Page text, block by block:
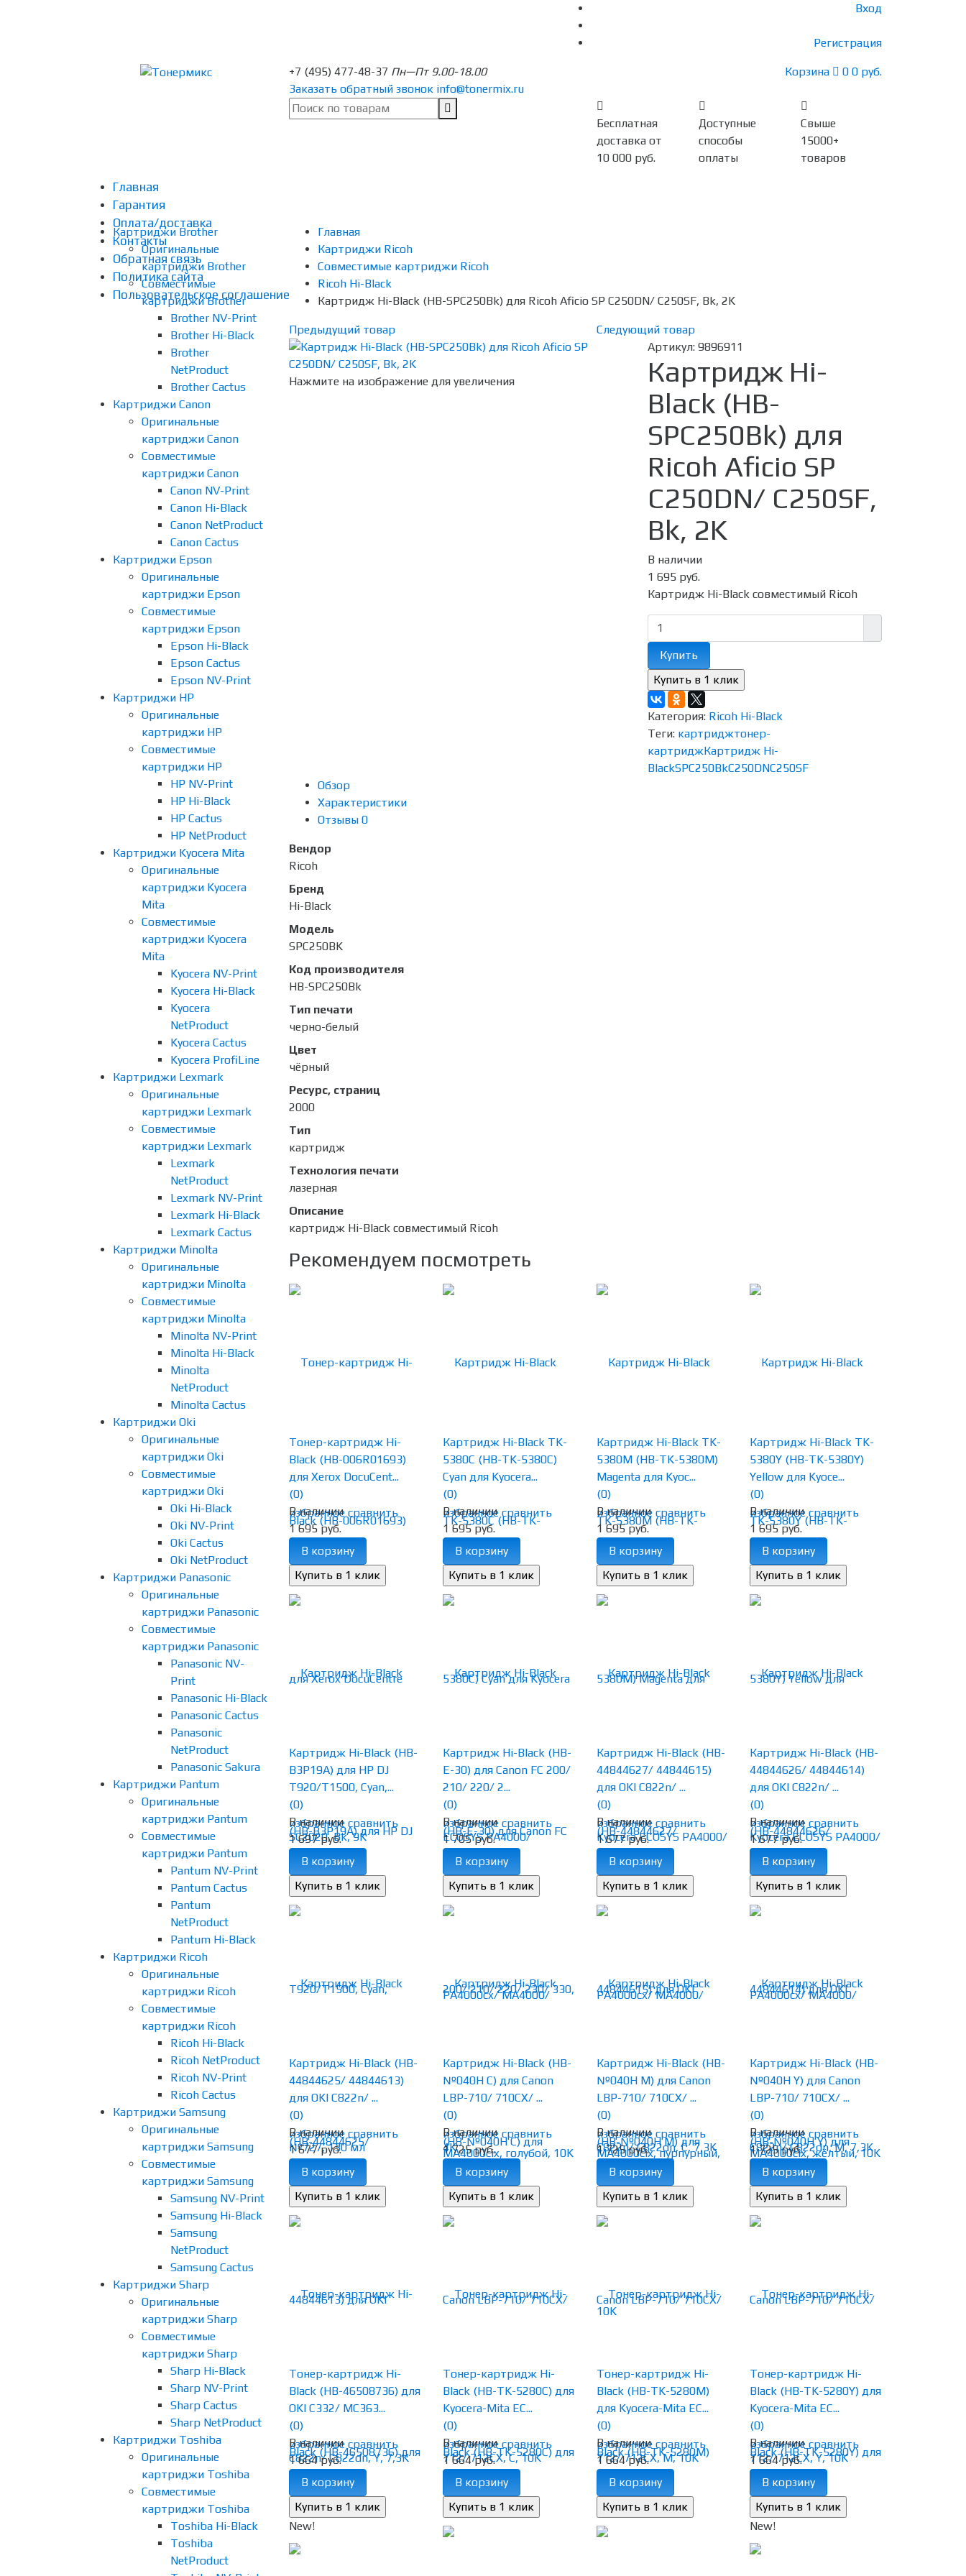
Вход
Регистрация
+7 (495) 477-48-37 Пн—Пт 9.00-18.00
Заказать обратный звонок info@tonermix.ru
Корзина 0 0 руб.
Бесплатная
доставка от
10 000 руб.
Доступные
способы
оплаты
Свыше
15000+
товаров
Главная
Гарантия
Оплата/доставка
Контакты
Обратная связь
Политика сайта
Пользовательское соглашение
Картриджи Brother
Оригинальные
картриджи Brother
Совместимые
картриджи Brother
Brother NV-Print
Brother Hi-Black
Brother
NetProduct
Brother Cactus
Картриджи Canon
Оригинальные
картриджи Canon
Совместимые
картриджи Canon
Canon NV-Print
Canon Hi-Black
Canon NetProduct
Canon Cactus
Картриджи Epson
Оригинальные
картриджи Epson
Совместимые
картриджи Epson
Epson Hi-Black
Epson Cactus
Epson NV-Print
Картриджи HP
Оригинальные
картриджи HP
Совместимые
картриджи HP
HP NV-Print
HP Hi-Black
HP Cactus
HP NetProduct
Картриджи Kyocera Mita
Оригинальные
картриджи Kyocera
Mita
Совместимые
картриджи Kyocera
Mita
Kyocera NV-Print
Kyocera Hi-Black
Kyocera
NetProduct
Kyocera Cactus
Kyocera ProfiLine
Картриджи Lexmark
Оригинальные
картриджи Lexmark
Совместимые
картриджи Lexmark
Lexmark
NetProduct
Lexmark NV-Print
Lexmark Hi-Black
Lexmark Cactus
Картриджи Minolta
Оригинальные
картриджи Minolta
Совместимые
картриджи Minolta
Minolta NV-Print
Minolta Hi-Black
Minolta
NetProduct
Minolta Cactus
Картриджи Oki
Оригинальные
картриджи Oki
Совместимые
картриджи Oki
Oki Hi-Black
Oki NV-Print
Oki Cactus
Oki NetProduct
Картриджи Panasonic
Оригинальные
картриджи Panasonic
Совместимые
картриджи Panasonic
Panasonic NV-
Print
Panasonic Hi-Black
Panasonic Cactus
Panasonic
NetProduct
Panasonic Sakura
Картриджи Pantum
Оригинальные
картриджи Pantum
Совместимые
картриджи Pantum
Pantum NV-Print
Pantum Cactus
Pantum
NetProduct
Pantum Hi-Black
Картриджи Ricoh
Оригинальные
картриджи Ricoh
Совместимые
картриджи Ricoh
Ricoh Hi-Black
Ricoh NetProduct
Ricoh NV-Print
Ricoh Cactus
Картриджи Samsung
Оригинальные
картриджи Samsung
Совместимые
картриджи Samsung
Samsung NV-Print
Samsung Hi-Black
Samsung
NetProduct
Samsung Cactus
Картриджи Sharp
Оригинальные
картриджи Sharp
Совместимые
картриджи Sharp
Sharp Hi-Black
Sharp NV-Print
Sharp Cactus
Sharp NetProduct
Картриджи Toshiba
Оригинальные
картриджи Toshiba
Совместимые
картриджи Toshiba
Toshiba Hi-Black
Toshiba
NetProduct
Главная
Картриджи Ricoh
Совместимые картриджи Ricoh
Ricoh Hi-Black
Картридж Hi-Black (HB-SPC250Bk) для Ricoh Aficio SP C250DN/ C250SF, Bk, 2K
Предыдущий товар Следующий товар
Нажмите на изображение для увеличения
Артикул: 9896911
Картридж Hi-
Black (HB-
SPC250Bk) для
Ricoh Aficio SP
C250DN/ C250SF,
Bk, 2K
В наличии
1 695 руб.
Картридж Hi-Black совместимый Ricoh
Купить
Категория: Ricoh Hi-Black
Теги: картриджтонер-
картриджКартридж Hi-
BlackSPC250BkC250DNC250SF
Обзор
Характеристики
Отзывы 0
Вендор
Ricoh
Бренд
Hi-Black
Модель
SPC250BK
Код производителя
HB-SPC250Bk
Тип печати
черно-белый
Цвет
чёрный
Ресурс, страниц
2000
Тип
картридж
Технология печати
лазерная
Описание
картридж Hi-Black совместимый Ricoh
Рекомендуем посмотреть
избранное сравнить
Тонер-картридж Hi-
Black (HB-006R01693)
для Xerox DocuCent...
(0)
В наличии
1 695 руб.
В корзину
избранное сравнить
Картридж Hi-Black TK-
5380C (HB-TK-5380C)
Cyan для Kyocera...
(0)
В наличии
1 695 руб.
В корзину
избранное сравнить
Картридж Hi-Black TK-
5380M (HB-TK-5380M)
Magenta для Kyoc...
(0)
В наличии
1 695 руб.
В корзину
избранное сравнить
Картридж Hi-Black TK-
5380Y (HB-TK-5380Y)
Yellow для Kyoce...
(0)
В наличии
1 695 руб.
В корзину
избранное сравнить
Картридж Hi-Black (HB-
B3P19A) для HP DJ
T920/T1500, Cyan,...
(0)
В наличии
1 697 руб.
В корзину
избранное сравнить
Картридж Hi-Black (HB-
E-30) для Canon FC 200/
210/ 220/ 2...
(0)
В наличии
1 705 руб.
В корзину
избранное сравнить
Картридж Hi-Black (HB-
44844627/ 44844615)
для OKI C822n/ ...
(0)
В наличии
1 677 руб.
В корзину
избранное сравнить
Картридж Hi-Black (HB-
44844626/ 44844614)
для OKI C822n/ ...
(0)
В наличии
1 677 руб.
В корзину
избранное сравнить
Картридж Hi-Black (HB-
44844625/ 44844613)
для OKI C822n/ ...
(0)
В наличии
1 677 руб.
В корзину
избранное сравнить
Картридж Hi-Black (HB-
№040H C) для Canon
LBP-710/ 710CX/ ...
(0)
В наличии
1 725 руб.
В корзину
избранное сравнить
Картридж Hi-Black (HB-
№040H M) для Canon
LBP-710/ 710CX/ ...
(0)
В наличии
1 725 руб.
В корзину
избранное сравнить
Картридж Hi-Black (HB-
№040H Y) для Canon
LBP-710/ 710CX/ ...
(0)
В наличии
1 725 руб.
В корзину
избранное сравнить
Тонер-картридж Hi-
Black (HB-46508736) для
OKI C332/ MC363...
(0)
В наличии
1 664 руб.
В корзину
избранное сравнить
Тонер-картридж Hi-
Black (HB-TK-5280C) для
Kyocera-Mita EC...
(0)
В наличии
1 664 руб.
В корзину
избранное сравнить
Тонер-картридж Hi-
Black (HB-TK-5280M)
для Kyocera-Mita EC...
(0)
В наличии
1 664 руб.
В корзину
избранное сравнить
Тонер-картридж Hi-
Black (HB-TK-5280Y) для
Kyocera-Mita EC...
(0)
В наличии
1 664 руб.
В корзину
New! New!